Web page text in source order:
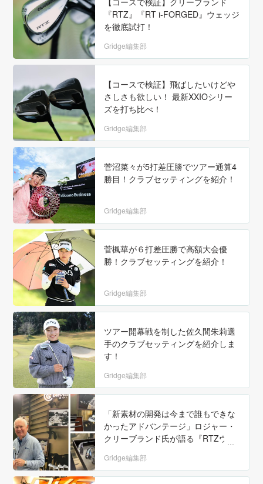
『RTZ』『RT i-FORGED』ウェッジ
を徹底試打！
Gridge編集部
【コースで検証】飛ばしたいけどや
さしさも欲しい！ 最新XXIOシリー
ズを打ち比べ！
Gridge編集部
菅沼菜々が5打差圧勝でツアー通算4
勝目！クラブセッティングを紹介！
Gridge編集部
菅楓華が６打差圧勝で高額大会優
勝！クラブセッティングを紹介！
Gridge編集部
ツアー開幕戦を制した佐久間朱莉選
手のクラブセッティングを紹介しま
す！
Gridge編集部
「新素材の開発は今まで誰もできな
かったアドバンテージ」ロジャー・
クリーブランド氏が語る『RTZウェ
Gridge編集部